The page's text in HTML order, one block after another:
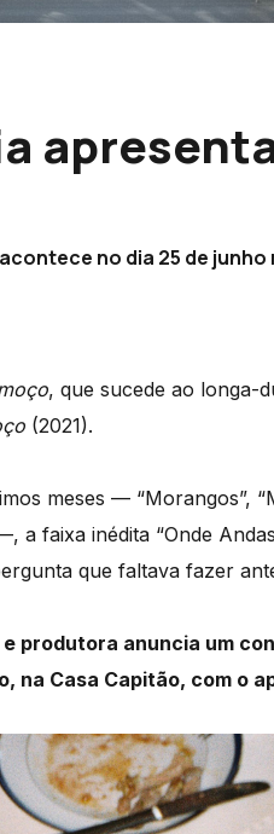
no dia 25 de junho
, que sucede ao longa-
(2021).
meses — “Morangos”,
a faixa inédita “Onde
que faltava fazer
produtora anuncia um
na Casa Capitão, com o